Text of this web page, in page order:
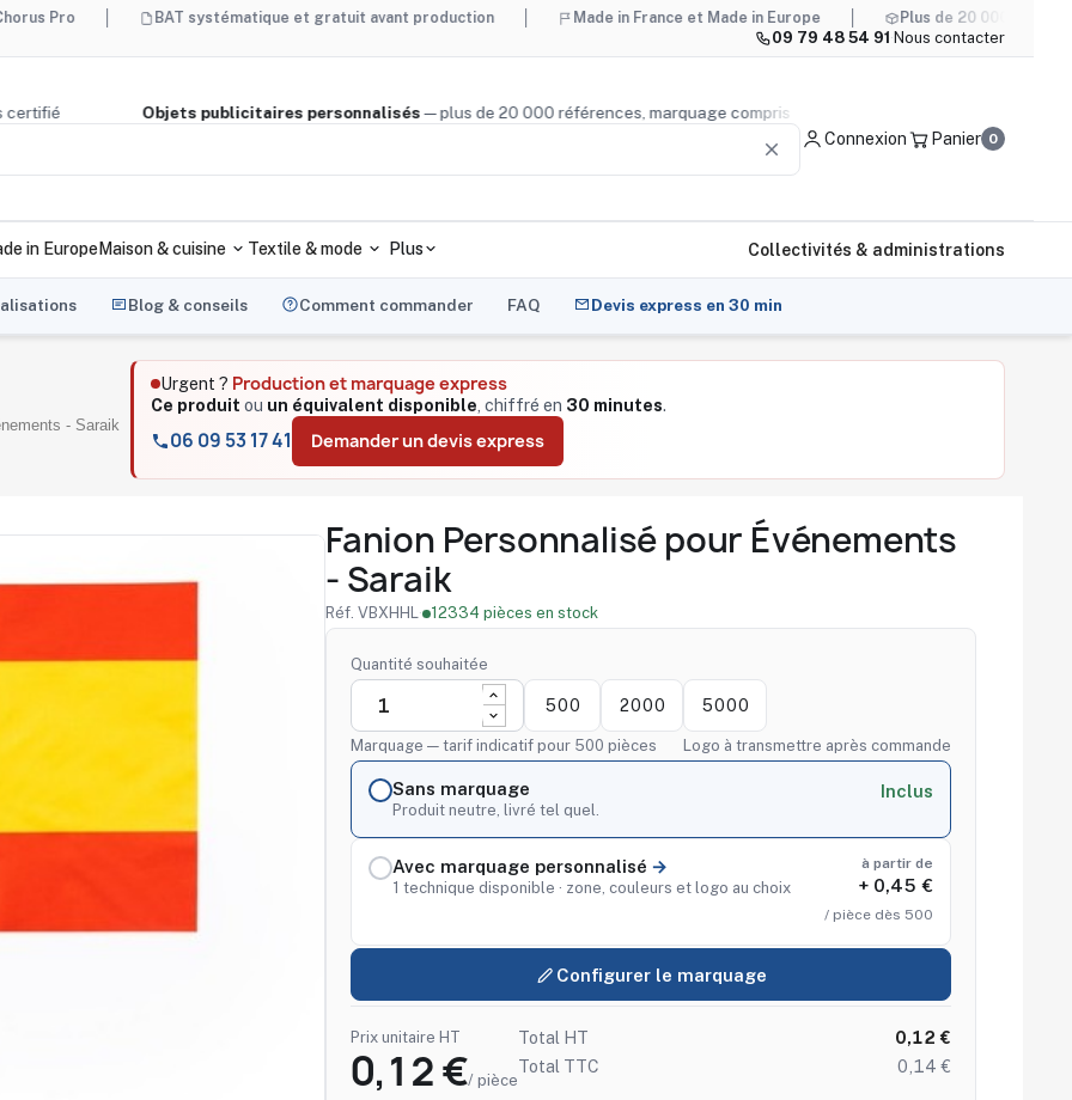
BAT systématique et gratuit avant production Made in France et Made in Europe
Plus de 20 000 références,
09 79 48 54 91 · Nous contacter
bois certifié Objets publicitaires personnalisés— plus de 20 000 références, marquage compris
clear Connexion Panier 0
in EuropeMaison & cuisine Textile & mode Plus Collectivités & administrations
Blog & conseils Comment commander FAQ Devis express en 30 min
- Saraik
Urgent ? Production et marquage express
Ce produit ou un équivalent disponible, chiffré en 30 minutes.
06 09 53 17 41 Demander un devis express
Fanion Personnalisé pour Événements
- Saraik
Réf. VBXHHL· 12334 pièces en stock
Quantité souhaitée
500 2000 5000
Marquage — tarif indicatif pour 500 pièces Logo à transmettre après commande
Sans marquage
Produit neutre, livré tel quel.
Inclus
Avec marquage personnalisé
1 technique disponible · zone, couleurs et logo au choix
à partir de
+ 0,45 €
/ pièce dès 500
Configurer le marquage
Prix unitaire HT
0,12 €/ pièce
Total HT
0,12 €
Total TTC
0,14 €